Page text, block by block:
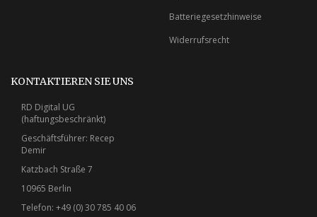
Batteriegesetzhinweise
Widerrufsrecht
KONTAKTIEREN SIE UNS
RD Digital UG
(haftungsbeschränkt)
Geschäftsführer: Recep
Demir
Katzbach Straße 7
10965 Berlin
Telefon: +49 (0) 30 785 40 06